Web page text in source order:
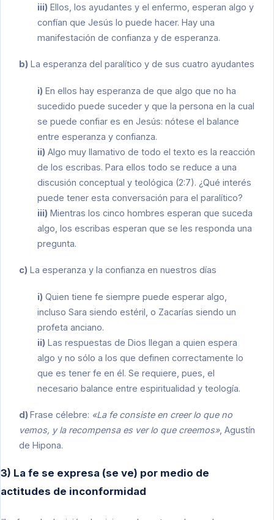
iii) Ellos, los ayudantes y el enfermo, esperan algo y
confían que Jesús lo puede hacer. Hay una
manifestación de confianza y de esperanza.
b) La esperanza del paralítico y de sus cuatro ayudantes
i) En ellos hay esperanza de que algo que no ha
sucedido puede suceder y que la persona en la cual
se puede confiar es en Jesús: nótese el balance
entre esperanza y confianza.
ii) Algo muy llamativo de todo el texto es la reacción
de los escribas. Para ellos todo se reduce a una
discusión conceptual y teológica (2:7). ¿Qué interés
puede tener esta conversación para el paralítico?
iii) Mientras los cinco hombres esperan que suceda
algo, los escribas esperan que se les responda una
pregunta.
c) La esperanza y la confianza en nuestros días
i) Quien tiene fe siempre puede esperar algo,
incluso Sara siendo estéril, o Zacarías siendo un
profeta anciano.
ii) Las respuestas de Dios llegan a quien espera
algo y no sólo a los que definen correctamente lo
que es tener fe en él. Se requiere, pues, el
necesario balance entre espiritualidad y teología.
d) Frase célebre: «La fe consiste en creer lo que no
vemos, y la recompensa es ver lo que creemos», Agustín
de Hipona.
3) La fe se expresa (se ve) por medio de
actitudes de inconformidad